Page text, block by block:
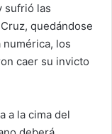
sufrió las
quedándose
los
caer su invicto
a la cima del